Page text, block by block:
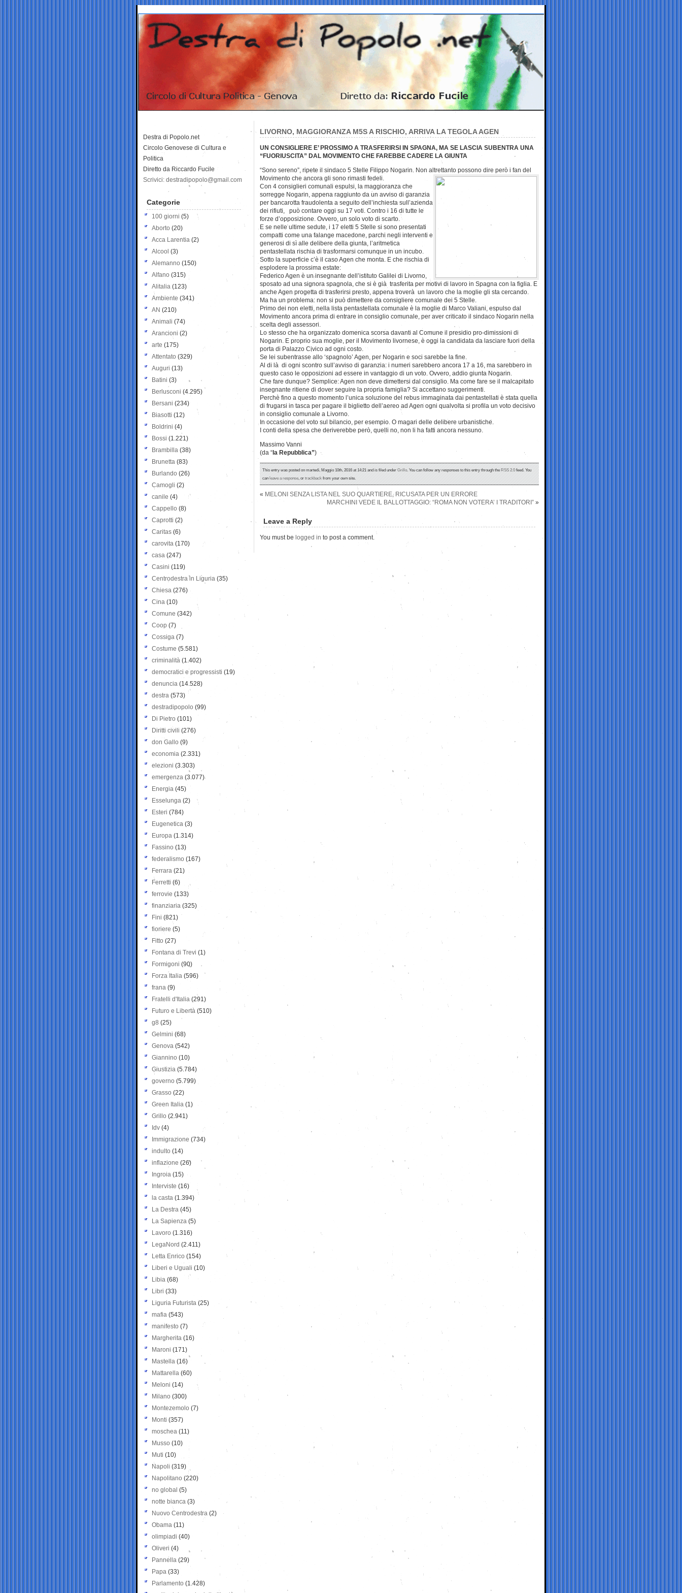
LIVORNO, MAGGIORANZA M5S A RISCHIO, ARRIVA LA TEGOLA AGEN
UN CONSIGLIERE E’ PROSSIMO A TRASFERIRSI IN SPAGNA, MA SE LASCIA SUBENTRA UNA
“FUORIUSCITA” DAL MOVIMENTO CHE FAREBBE CADERE LA GIUNTA
“Sono sereno”, ripete il sindaco 5 Stelle Filippo Nogarin. Non altrettanto possono dire però i fan del
Movimento che ancora gli sono rimasti fedeli.
Con 4 consiglieri comunali espulsi, la maggioranza che
sorregge Nogarin, appena raggiunto da un avviso di garanzia
per bancarotta fraudolenta a seguito dell’inchiesta sull’azienda
dei rifiuti, può contare oggi su 17 voti. Contro i 16 di tutte le
forze d’opposizione. Ovvero, un solo voto di scarto.
E se nelle ultime sedute, i 17 eletti 5 Stelle si sono presentati
compatti come una falange macedone, parchi negli interventi e
generosi di sì alle delibere della giunta, l’aritmetica
pentastellata rischia di trasformarsi comunque in un incubo.
Sotto la superficie c’è il caso Agen che monta. E che rischia di
esplodere la prossima estate:
Federico Agen è un insegnante dell’istituto Galilei di Livorno,
sposato ad una signora spagnola, che si è già trasferita per motivi di lavoro in Spagna con la figlia. E
anche Agen progetta di trasferirsi presto, appena troverà un lavoro che la moglie gli sta cercando.
Ma ha un problema: non si può dimettere da consigliere comunale dei 5 Stelle.
Primo dei non eletti, nella lista pentastellata comunale è la moglie di Marco Valiani, espulso dal
Movimento ancora prima di entrare in consiglio comunale, per aver criticato il sindaco Nogarin nella
scelta degli assessori.
Lo stesso che ha organizzato domenica scorsa davanti al Comune il presidio pro-dimissioni di
Nogarin. E proprio sua moglie, per il Movimento livornese, è oggi la candidata da lasciare fuori della
porta di Palazzo Civico ad ogni costo.
Se lei subentrasse allo ‘spagnolo’ Agen, per Nogarin e soci sarebbe la fine.
Al di là di ogni scontro sull’avviso di garanzia: i numeri sarebbero ancora 17 a 16, ma sarebbero in
questo caso le opposizioni ad essere in vantaggio di un voto. Ovvero, addio giunta Nogarin.
Che fare dunque? Semplice: Agen non deve dimettersi dal consiglio. Ma come fare se il malcapitato
insegnante ritiene di dover seguire la propria famiglia? Si accettano suggerimenti.
Perchè fino a questo momento l’unica soluzione del rebus immaginata dai pentastellati è stata quella
di frugarsi in tasca per pagare il biglietto dell’aereo ad Agen ogni qualvolta si profila un voto decisivo
in consiglio comunale a Livorno.
In occasione del voto sul bilancio, per esempio. O magari delle delibere urbanistiche.
I conti della spesa che deriverebbe però, quelli no, non li ha fatti ancora nessuno.
Massimo Vanni
(da “ la Repubblica”)
This entry was posted on martedì, Maggio 10th, 2016 at 14:21 and is filed underGrillo. You can follow any responses to this entry through theRSS 2.0feed. You
canleave a response, ortrackbackfrom your own site.
« MELONI SENZA LISTA NEL SUO QUARTIERE, RICUSATA PER UN ERRORE
MARCHINI VEDE IL BALLOTTAGGIO: “ROMA NON VOTERA’ I TRADITORI” »
Leave a Reply
You must be logged in to post a comment.
Destra di Popolo.net
Circolo Genovese di Cultura e
Politica
Diretto da Riccardo Fucile
Scrivici: destradipopolo@gmail.com
Categorie
100 giorni (5)
Aborto (20)
Acca Larentia (2)
Alcool (3)
Alemanno (150)
Alfano (315)
Alitalia (123)
Ambiente (341)
AN (210)
Animali (74)
Arancioni (2)
arte (175)
Attentato (329)
Auguri (13)
Batini (3)
Berlusconi (4.295)
Bersani (234)
Biasotti (12)
Boldrini (4)
Bossi (1.221)
Brambilla (38)
Brunetta (83)
Burlando (26)
Camogli (2)
canile (4)
Cappello (8)
Caprotti (2)
Caritas (6)
carovita (170)
casa (247)
Casini (119)
Centrodestra in Liguria (35)
Chiesa (276)
Cina (10)
Comune (342)
Coop (7)
Cossiga (7)
Costume (5.581)
criminalità (1.402)
democratici e progressisti (19)
denuncia (14.528)
destra (573)
destradipopolo (99)
Di Pietro (101)
Diritti civili (276)
don Gallo (9)
economia (2.331)
elezioni (3.303)
emergenza (3.077)
Energia (45)
Esselunga (2)
Esteri (784)
Eugenetica (3)
Europa (1.314)
Fassino (13)
federalismo (167)
Ferrara (21)
Ferretti (6)
ferrovie (133)
finanziaria (325)
Fini (821)
fioriere (5)
Fitto (27)
Fontana di Trevi (1)
Formigoni (90)
Forza Italia (596)
frana (9)
Fratelli d'Italia (291)
Futuro e Libertà (510)
g8 (25)
Gelmini (68)
Genova (542)
Giannino (10)
Giustizia (5.784)
governo (5.799)
Grasso (22)
Green Italia (1)
Grillo (2.941)
Idv (4)
Immigrazione (734)
indulto (14)
inflazione (26)
Ingroia (15)
Interviste (16)
la casta (1.394)
La Destra (45)
La Sapienza (5)
Lavoro (1.316)
LegaNord (2.411)
Letta Enrico (154)
Liberi e Uguali (10)
Libia (68)
Libri (33)
Liguria Futurista (25)
mafia (543)
manifesto (7)
Margherita (16)
Maroni (171)
Mastella (16)
Mattarella (60)
Meloni (14)
Milano (300)
Montezemolo (7)
Monti (357)
moschea (11)
Musso (10)
Muti (10)
Napoli (319)
Napolitano (220)
no global (5)
notte bianca (3)
Nuovo Centrodestra (2)
Obama (11)
olimpiadi (40)
Oliveri (4)
Pannella (29)
Papa (33)
Parlamento (1.428)